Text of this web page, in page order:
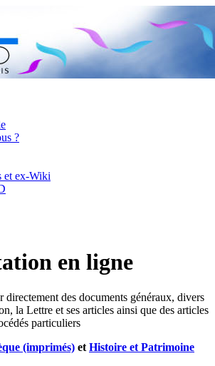
?
et ex-Wiki
en ligne
directement des documents généraux, divers
la Lettre et ses articles ainsi que des articles
particuliers
(imprimés) et Histoire et Patrimoine